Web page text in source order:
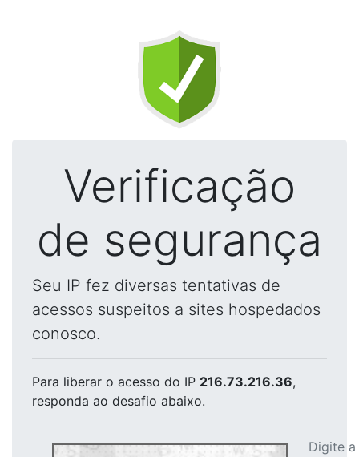
Verificação
de segurança
Seu IP fez diversas tentativas de
acessos suspeitos a sites hospedados
conosco.
Para liberar o acesso do IP 216.73.216.36,
responda ao desafio abaixo.
Digite